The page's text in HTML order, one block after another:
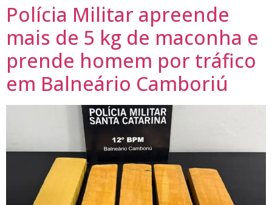
Polícia Militar apreende
mais de 5 kg de maconha e
prende homem por tráfico
em Balneário Camboriú